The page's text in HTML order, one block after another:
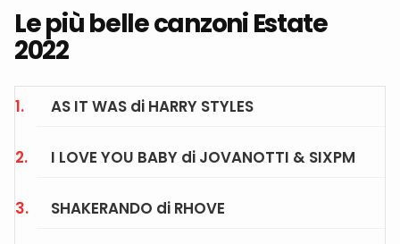
Le più belle canzoni Estate
2022
AS IT WAS di HARRY STYLES
I LOVE YOU BABY di JOVANOTTI & SIXPM
SHAKERANDO di RHOVE